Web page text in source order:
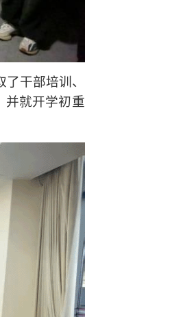
干部培训、
并就开学初重